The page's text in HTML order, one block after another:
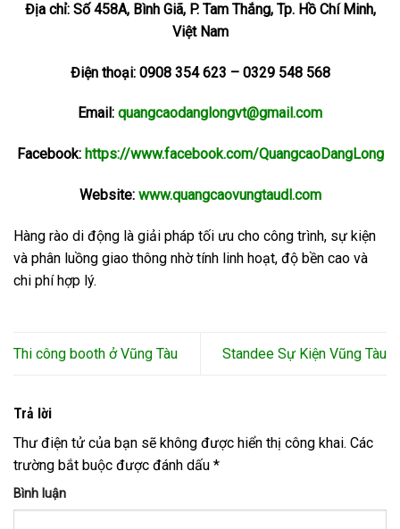
Địa chỉ: Số 458A, Bình Giã, P. Tam Thắng, Tp. Hồ Chí Minh,
Việt Nam
Điện thoại: 0908 354 623 – 0329 548 568
Email: quangcaodanglongvt@gmail.com
Facebook: https://www.facebook.com/QuangcaoDangLong
Website: www.quangcaovungtaudl.com
Hàng rào di động là giải pháp tối ưu cho công trình, sự kiện
và phân luồng giao thông nhờ tính linh hoạt, độ bền cao và
chi phí hợp lý.
Thi công booth ở Vũng Tàu Standee Sự Kiện Vũng Tàu
Trả lời
Thư điện tử của bạn sẽ không được hiển thị công khai. Các
trường bắt buộc được đánh dấu *
Bình luận